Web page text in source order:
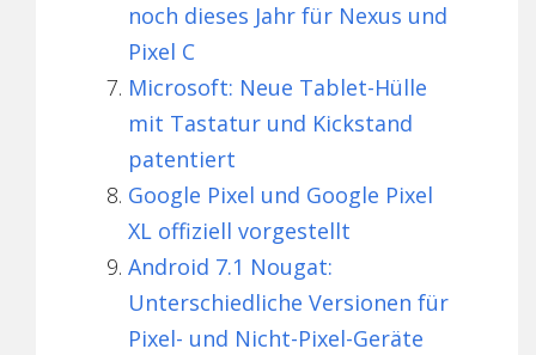
noch dieses Jahr für Nexus und
Pixel C
Microsoft: Neue Tablet-Hülle
mit Tastatur und Kickstand
patentiert
Google Pixel und Google Pixel
XL offiziell vorgestellt
Android 7.1 Nougat:
Unterschiedliche Versionen für
Pixel- und Nicht-Pixel-Geräte